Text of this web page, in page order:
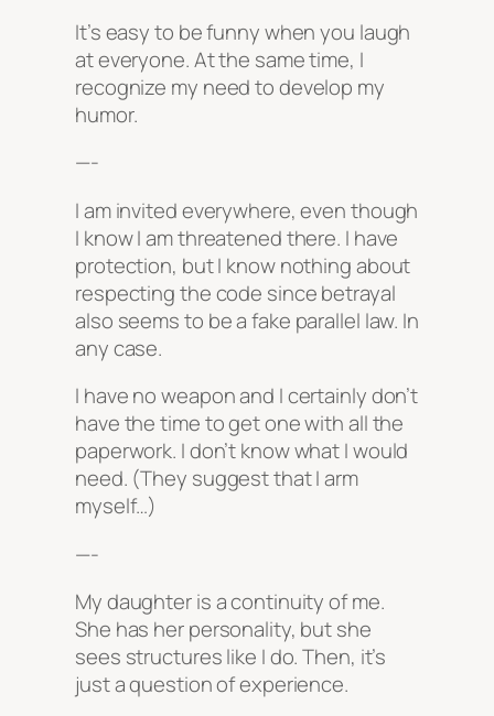
It’s easy to be funny when you laugh
at everyone. At the same time, I
recognize my need to develop my
humor.
—-
I am invited everywhere, even though
I know I am threatened there. I have
protection, but I know nothing about
respecting the code since betrayal
also seems to be a fake parallel law. In
any case.
I have no weapon and I certainly don’t
have the time to get one with all the
paperwork. I don’t know what I would
need. (They suggest that I arm
myself…)
—-
My daughter is a continuity of me.
She has her personality, but she
sees structures like I do. Then, it’s
just a question of experience.